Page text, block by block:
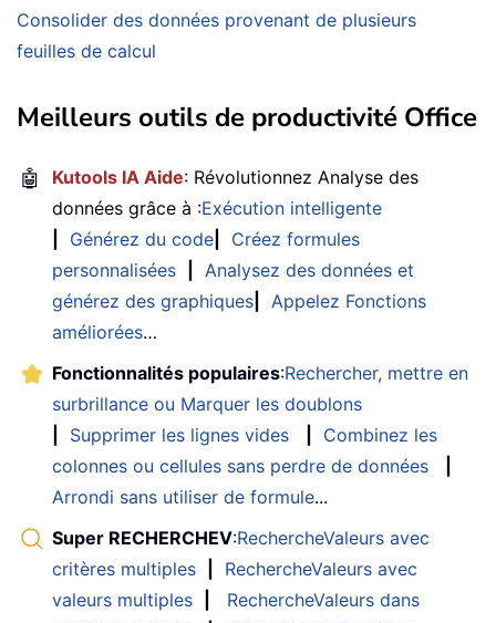
Consolider des données provenant de plusieurs
feuilles de calcul
Meilleurs outils de productivité Office
🤖 Kutools IA Aide: Révolutionnez Analyse des
données grâce à :Exécution intelligente
Générez du code
Créez formules
personnalisées
Analysez des données et
générez des graphiques
Appelez Fonctions
améliorées…
Fonctionnalités populaires:Rechercher, mettre en
surbrillance ou Marquer les doublons
Supprimer les lignes vides
Combinez les
colonnes ou cellules sans perdre de données
Arrondi sans utiliser de formule...
Super RECHERCHEV:RechercheValeurs avec
critères multiples
RechercheValeurs avec
valeurs multiples
RechercheValeurs dans